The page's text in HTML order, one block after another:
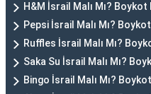
H&M İsrail Malı Mı?
Pepsi İsrail Malı Mı?
Ruffles İsrail Malı Mı?
Saka Su İsrail Malı Mı?
Bingo İsrail Malı Mı?